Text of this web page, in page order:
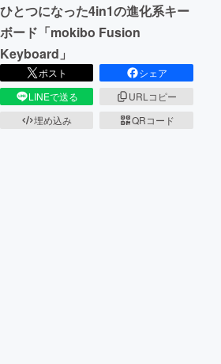
CAMPFIREふるさと納税machi-ya
ひとつになった4in1の進化系キー
ボード「mokibo Fusion
Keyboard」
ポスト
シェア
LINEで送る
URLコピー
埋め込み
QRコード